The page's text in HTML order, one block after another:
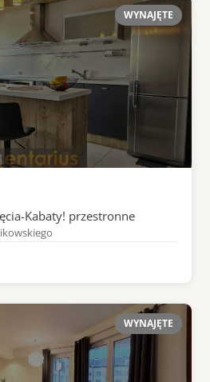
WYNAJĘTE
Kabaty! przestronne
WYNAJĘTE